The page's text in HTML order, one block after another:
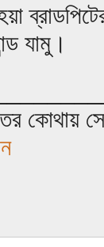
যামু।
কোথায়